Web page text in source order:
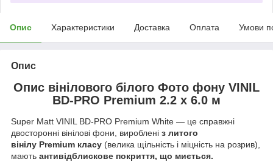
Опис Характеристики Доставка Оплата Умови
Опис
Опис вінілового білого Фото фону VINIL
BD-PRO Premium 2.2 х 6.0 м
Super Matt VINIL BD-PRO Premium White — це справжні
двосторонні вінілові фони, вироблені з литого
вінілу Premium класу (велика щільність і міцність на розрив),
мають антивідблискове покриття, що миється.